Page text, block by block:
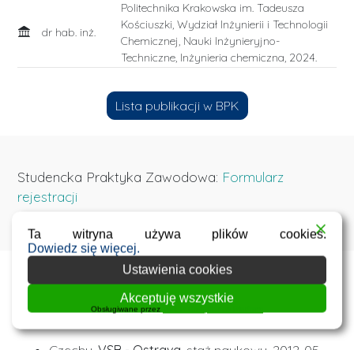
dr hab. inż.
Politechnika Krakowska im. Tadeusza
Kościuszki, Wydział Inżynierii i Technologii
Chemicznej, Nauki Inżynieryjno-
Techniczne, Inżynieria chemiczna, 2024.
Lista publikacji w BPK
Studencka Praktyka Zawodowa: Formularz
rejestracji
Doświadczenia naukowe zdobyte w kraju i za
granicą (kraj, instytucja, rodzaj pobytu, okres
pobytu):
Ta witryna używa plików cookies.
Dowiedz się więcej.
Ustawienia cookies
Akceptuję wszystkie
Obsługiwane przez WPLP Compliance Platform